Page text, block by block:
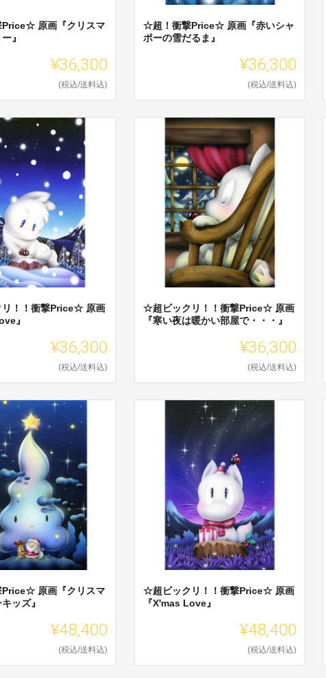
原画『クリスマ
』
¥36,300
(税込/送料込)
☆超！衝撃Price☆ 原画『赤いシャ
ポーの雪だるま』
¥36,300
(税込/送料込)
！！衝撃Price☆ 原画
』
¥36,300
(税込/送料込)
☆超ビックリ！！衝撃Price☆ 原画
『寒い夜は暖かい部屋で・・・』
¥36,300
(税込/送料込)
原画『クリスマ
ッズ』
¥48,400
(税込/送料込)
☆超ビックリ！！衝撃Price☆ 原画
『X'mas Love』
¥48,400
(税込/送料込)